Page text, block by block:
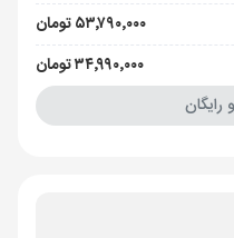
۵۳٬۷۹۰٬۰۰۰ تومان
۳۴٬۹۹۰٬۰۰۰ تومان
رایگان